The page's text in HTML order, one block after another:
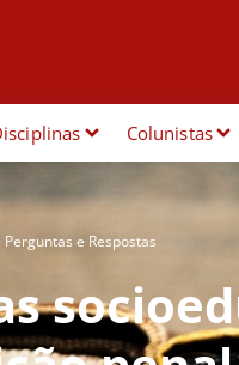
Colunistas
Perguntas e Respostas